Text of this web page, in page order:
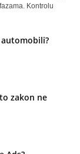
Kontrolu
zakon ne